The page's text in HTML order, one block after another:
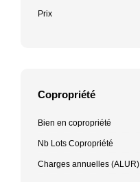
Prix
Copropriété
Bien en copropriété
Nb Lots Copropriété
Charges annuelles (ALUR)